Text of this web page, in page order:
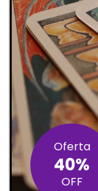
Oferta
40%
OFF